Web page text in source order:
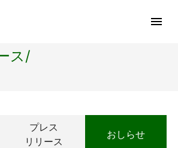
ス/
プレス
リリース
おしらせ